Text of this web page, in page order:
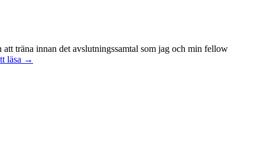
träna innan det avslutningssamtal som jag och min fellow
läsa Att
→